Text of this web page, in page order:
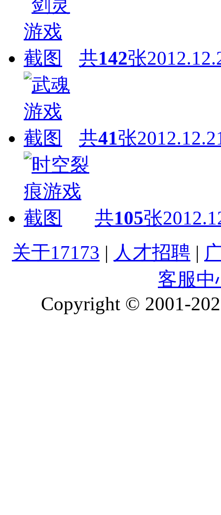
共142张
共41张
共105张
关于17173 | 人才招聘 |
客服中
Copyright © 2001-